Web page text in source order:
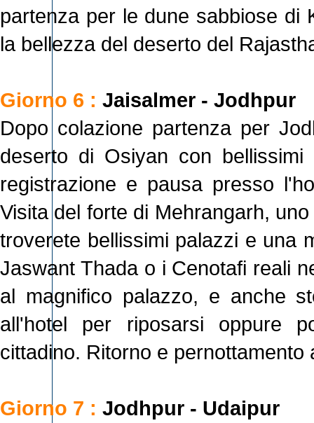
partenza per le dune sabbiose di
la bellezza del deserto del
Giorno 6 : Jaisalmer - Jodhpur
Dopo colazione partenza per
deserto di Osiyan con
registrazione e pausa presso
Visita del forte di Mehrangarh,
troverete bellissimi palazzi e una
Jaswant Thada o i Cenotafi reali
al magnifico palazzo, e anche
all'hotel per riposarsi oppure
cittadino. Ritorno e pernottamento
Giorno 7 : Jodhpur - Udaipur